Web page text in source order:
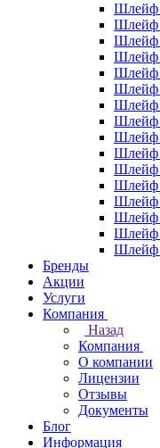
Шлейф
Шлейф
Шлейф
Шлейф
Шлейф
Шлейф
Шлейф
Шлейф
Шлейф
Шлейф
Шлейф
Шлейф
Шлейф
Шлейф
Шлейф
Шлейф
Бренды
Акции
Услуги
Компания
Назад
Компания
О компании
Лицензии
Отзывы
Документы
Блог
Информация